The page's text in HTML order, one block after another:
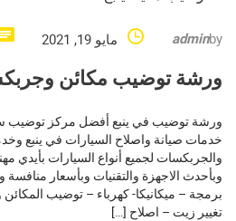
by
admin مايو 19, 2021
ورشة توضيب مكائن
ورشة توضيب في ينبع أفضل مركز توضيب
خدمات صيانة واصلاح السيارات في ينبع
والجربكسات لجميع أنواع السيارات بأيدي
وبأحدث الاجهزة والتقنيات وبأسعار
برمجة – ميكانيكا- كهرباء – توضيب
تغيير زيت – اصلاح […]